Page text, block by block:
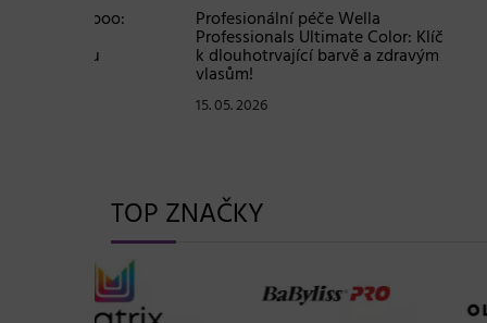
Profesionální péče Wella
Professionals Ultimate Color: Klíč
k dlouhotrvající barvě a zdravým
15. 05. 2026
07.
TOP ZNAČKY